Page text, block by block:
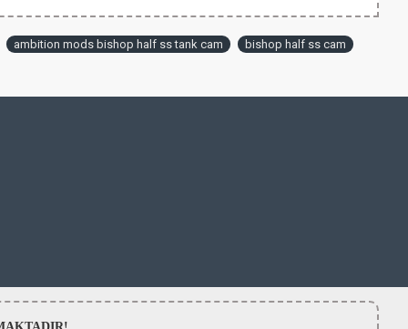
ambition mods bishop half ss tank cam bishop half ss cam